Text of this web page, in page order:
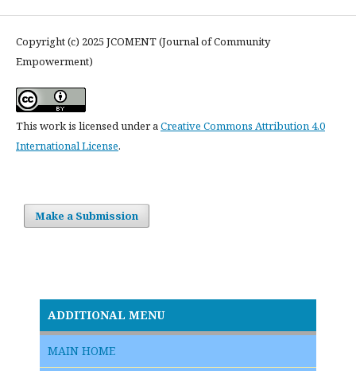
Copyright (c) 2025 JCOMENT (Journal of Community
Empowerment)
This work is licensed under aCreative Commons Attribution 4.0
International License.
Make a Submission
ADDITIONAL MENU
MAIN HOME